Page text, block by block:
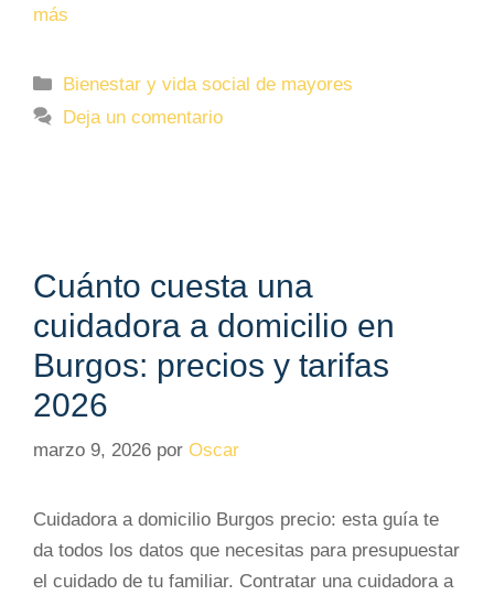
más
Categorías
Bienestar y vida social de mayores
Deja un comentario
Cuánto cuesta una
cuidadora a domicilio en
Burgos: precios y tarifas
2026
marzo 9, 2026 por Oscar
Cuidadora a domicilio Burgos precio: esta guía te
da todos los datos que necesitas para presupuestar
el cuidado de tu familiar. Contratar una cuidadora a